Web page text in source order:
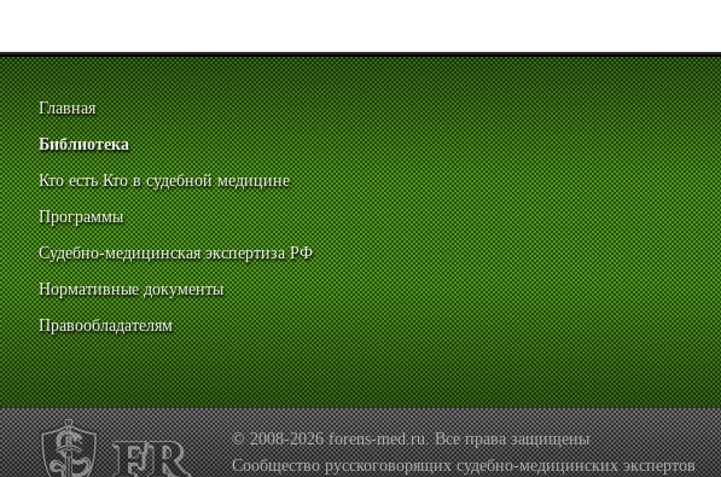
Главная
Библиотека
Кто есть Кто в судебной медицине
Программы
Судебно-медицинская экспертиза РФ
Нормативные документы
Правообладателям
© 2008-2026 forens-med.ru. Все права защищены
Сообщество русскоговорящих судебно-медицинских экспертов